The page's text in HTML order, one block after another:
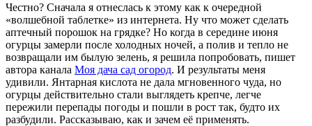
Честно? Сначала я отнеслась к этому как к очередной
«волшебной таблетке» из интернета. Ну что может сделать
аптечный порошок на грядке? Но когда в середине июня
огурцы замерли после холодных ночей, а полив и тепло не
возвращали им былую зелень, я решила попробовать, пишет
автора канала Моя дача сад огород. И результаты меня
удивили. Янтарная кислота не дала мгновенного чуда, но
огурцы действительно стали выглядеть крепче, легче
пережили перепады погоды и пошли в рост так, будто их
разбудили. Рассказываю, как и зачем её применять.